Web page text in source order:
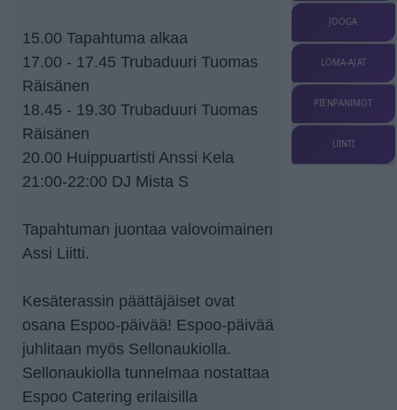
15.00 Tapahtuma alkaa
17.00 - 17.45 Trubaduuri Tuomas
Räisänen
18.45 - 19.30 Trubaduuri Tuomas
Räisänen
20.00 Huippuartisti Anssi Kela
21:00-22:00 DJ Mista S
Tapahtuman juontaa valovoimainen
Assi Liitti.
Kesäterassin päättäjäiset ovat
osana Espoo-päivää! Espoo-päivää
juhlitaan myös Sellonaukiolla.
Sellonaukiolla tunnelmaa nostattaa
Espoo Catering erilaisilla
JOOGA
LOMA-AJAT
PIENPANIMOT
UINTI